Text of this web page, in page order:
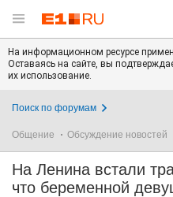
На информационном ресурсе
Оставаясь на сайте, вы
их использование.
Поиск по форумам
Общение Обсуждение новостей
На Ленина встали
что беременной